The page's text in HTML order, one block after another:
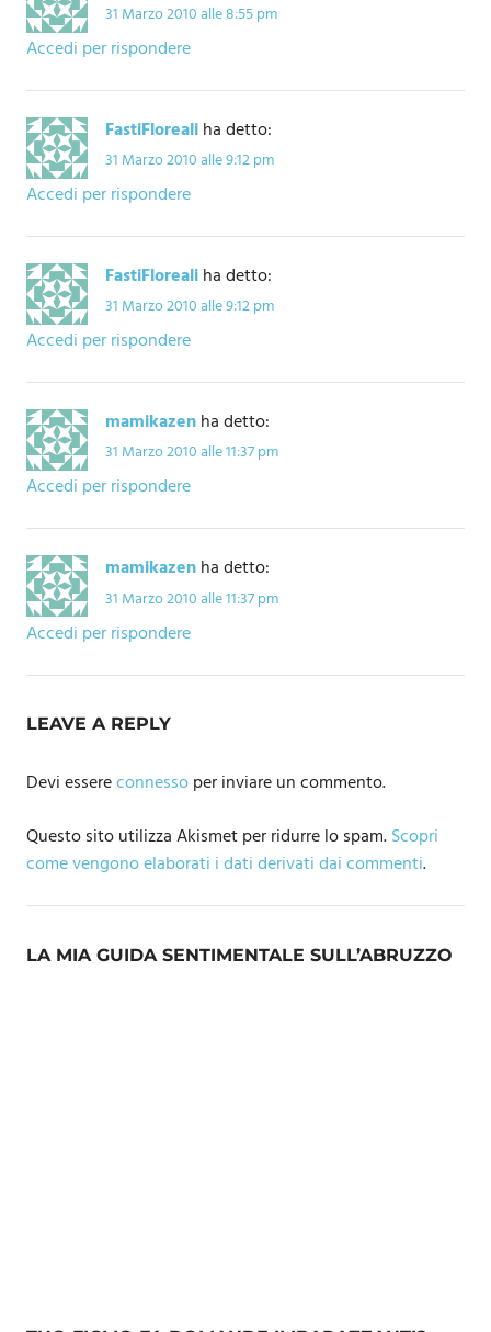
31 Marzo 2010 alle 8:55 pm
Accedi per rispondere
FastiFlorealiha detto:
31 Marzo 2010 alle 9:12 pm
Accedi per rispondere
FastiFlorealiha detto:
31 Marzo 2010 alle 9:12 pm
Accedi per rispondere
mamikazenha detto:
31 Marzo 2010 alle 11:37 pm
Accedi per rispondere
mamikazenha detto:
31 Marzo 2010 alle 11:37 pm
Accedi per rispondere
LEAVE A REPLY
Devi essereconnessoper inviare un commento.
Questo sito utilizza Akismet per ridurre lo spam.Scopri
come vengono elaborati i dati derivati dai commenti.
LA MIA GUIDA SENTIMENTALE SULL’ABRUZZO